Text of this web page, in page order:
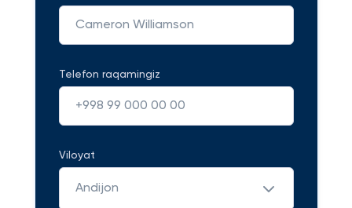
Telefon raqamingiz
Viloyat
Andijon